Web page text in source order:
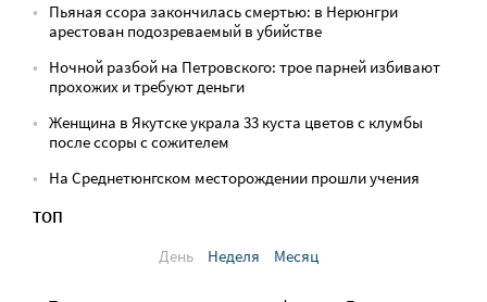
Пьяная ссора закончилась смертью: в Нерюнгри
арестован подозреваемый в убийстве
Ночной разбой на Петровского: трое парней избивают
прохожих и требуют деньги
Женщина в Якутске украла 33 куста цветов с клумбы
после ссоры с сожителем
На Среднетюнгском месторождении прошли учения
ТОП
День
Неделя Месяц